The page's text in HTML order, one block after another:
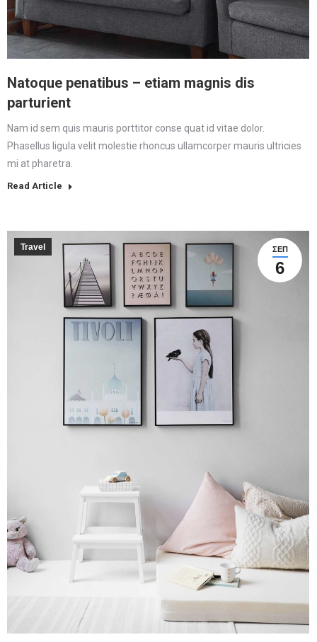
Natoque penatibus – etiam magnis dis
parturient
Nam id sem quis mauris porttitor conse quat id vitae dolor.
Phasellus ligula velit molestie rhoncus ullamcorper mauris ultricies
mi at pharetra.
Read Article
ΣΕΠ
6
Travel